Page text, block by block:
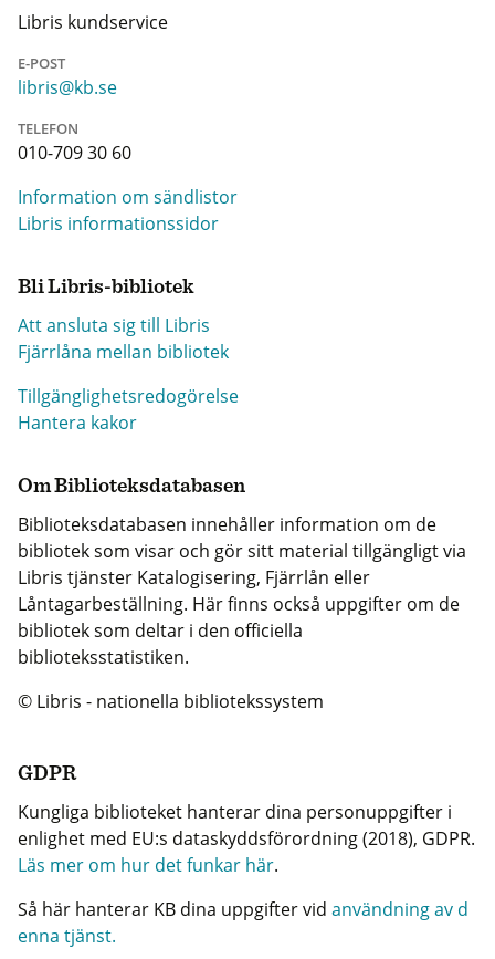
Libris kundservice
E-POST
libris@kb.se
TELEFON
010-709 30 60
Information om sändlistor
Libris informationssidor
Bli Libris-bibliotek
Att ansluta sig till Libris
Fjärrlåna mellan bibliotek
Tillgänglighetsredogörelse
Hantera kakor
Om Biblioteksdatabasen
Biblioteksdatabasen innehåller information om de
bibliotek som visar och gör sitt material tillgängligt via
Libris tjänster Katalogisering, Fjärrlån eller
Låntagarbeställning. Här finns också uppgifter om de
bibliotek som deltar i den officiella
biblioteksstatistiken.
© Libris - nationella bibliotekssystem
GDPR
Kungliga biblioteket hanterar dina personuppgifter i
enlighet med EU:s dataskyddsförordning (2018), GDPR.
Läs mer om hur det funkar här.
Så här hanterar KB dina uppgifter vid användning av d
enna tjänst.